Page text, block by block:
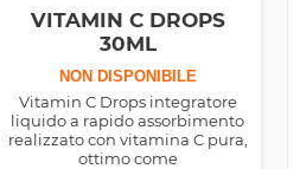
VITAMIN C DROPS
30ML
NON DISPONIBILE
Vitamin C Drops integratore
liquido a rapido assorbimento
realizzato con vitamina C pura,
ottimo come